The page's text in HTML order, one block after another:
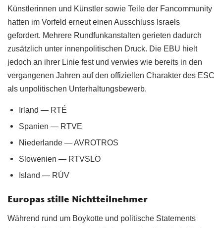
Künstlerinnen und Künstler sowie Teile der Fancommunity
hatten im Vorfeld erneut einen Ausschluss Israels
gefordert. Mehrere Rundfunkanstalten gerieten dadurch
zusätzlich unter innenpolitischen Druck. Die EBU hielt
jedoch an ihrer Linie fest und verwies wie bereits in den
vergangenen Jahren auf den offiziellen Charakter des ESC
als unpolitischen Unterhaltungsbewerb.
Irland — RTÉ
Spanien — RTVE
Niederlande — AVROTROS
Slowenien — RTVSLO
Island — RÚV
Europas stille Nichtteilnehmer
Während rund um Boykotte und politische Statements